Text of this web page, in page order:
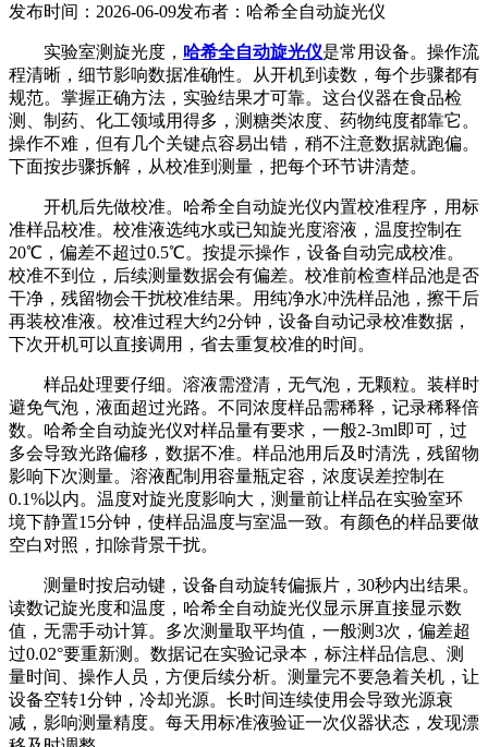
发布时间：2026-06-09发布者：哈希全自动旋光仪
实验室测旋光度， 哈希全自动旋光仪是常用设备。操作流
程清晰，细节影响数据准确性。从开机到读数，每个步骤都有
规范。掌握正确方法，实验结果才可靠。这台仪器在食品检
测、制药、化工领域用得多，测糖类浓度、药物纯度都靠它。
操作不难，但有几个关键点容易出错，稍不注意数据就跑偏。
下面按步骤拆解，从校准到测量，把每个环节讲清楚。
开机后先做校准。哈希全自动旋光仪内置校准程序，用标
准样品校准。校准液选纯水或已知旋光度溶液，温度控制在
20℃，偏差不超过0.5℃。按提示操作，设备自动完成校准。
校准不到位，后续测量数据会有偏差。校准前检查样品池是否
干净，残留物会干扰校准结果。用纯净水冲洗样品池，擦干后
再装校准液。校准过程大约2分钟，设备自动记录校准数据，
下次开机可以直接调用，省去重复校准的时间。
样品处理要仔细。溶液需澄清，无气泡，无颗粒。装样时
避免气泡，液面超过光路。不同浓度样品需稀释，记录稀释倍
数。哈希全自动旋光仪对样品量有要求，一般2-3ml即可，过
多会导致光路偏移，数据不准。样品池用后及时清洗，残留物
影响下次测量。溶液配制用容量瓶定容，浓度误差控制在
0.1%以内。温度对旋光度影响大，测量前让样品在实验室环
境下静置15分钟，使样品温度与室温一致。有颜色的样品要做
空白对照，扣除背景干扰。
测量时按启动键，设备自动旋转偏振片，30秒内出结果。
读数记旋光度和温度，哈希全自动旋光仪显示屏直接显示数
值，无需手动计算。多次测量取平均值，一般测3次，偏差超
过0.02°要重新测。数据记在实验记录本，标注样品信息、测
量时间、操作人员，方便后续分析。测量完不要急着关机，让
设备空转1分钟，冷却光源。长时间连续使用会导致光源衰
减，影响测量精度。每天用标准液验证一次仪器状态，发现漂